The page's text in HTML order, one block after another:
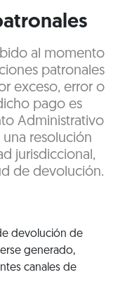
al momento
patronales
exceso, error o
pago es
Administrativo
una resolución
jurisdiccional,
de devolución.
devolución de
generado,
canales de